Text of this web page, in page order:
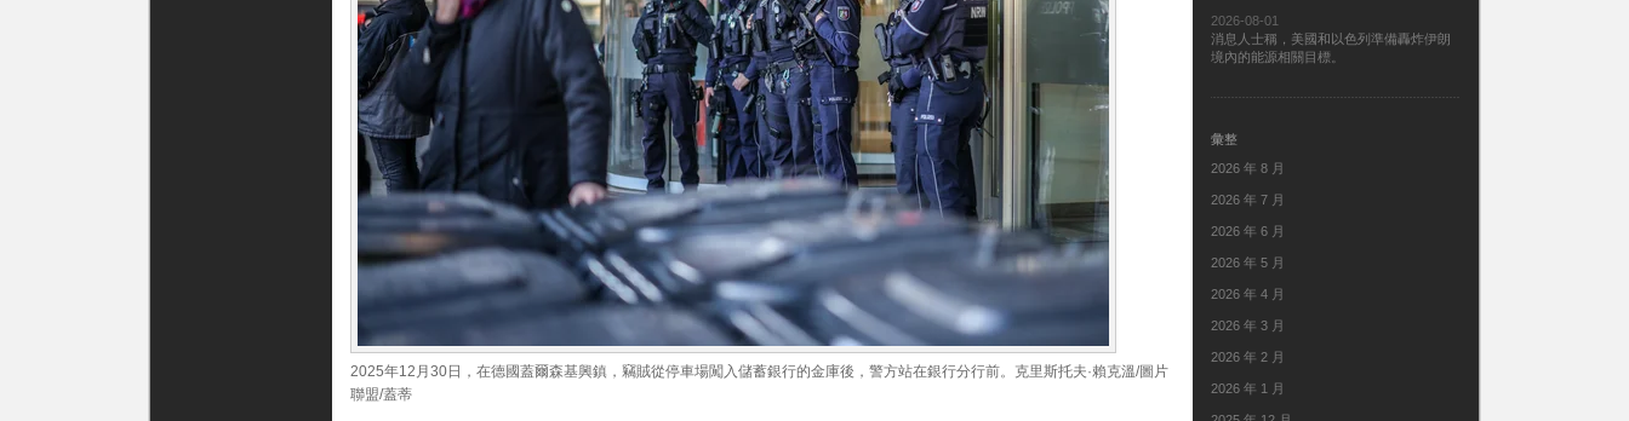
2025年12月30日，在德國蓋爾森基興鎮，竊賊從停車場闖入儲蓄銀行的金庫後，警方站在銀行分行前。克里斯托夫·賴克溫/圖片
聯盟/蓋蒂
2026-08-01
消息人士稱，美國和以色列準備轟炸伊朗
境內的能源相關目標。
彙整
2026 年 8 月
2026 年 7 月
2026 年 6 月
2026 年 5 月
2026 年 4 月
2026 年 3 月
2026 年 2 月
2026 年 1 月